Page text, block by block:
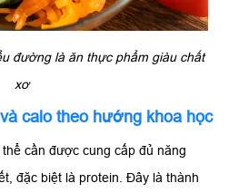
đường là ăn thực phẩm giàu chất
xơ
calo theo hướng khoa học
cần được cung cấp đủ năng
đặc biệt là protein. Đây là thành